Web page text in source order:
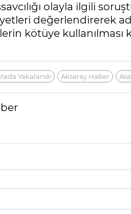
olayla ilgili
değerlendirerek
kötüye
Yakalandi Aksaray Haber